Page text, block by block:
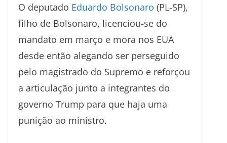
O deputado Eduardo Bolsonaro (PL-SP),
filho de Bolsonaro, licenciou-se do
mandato em março e mora nos EUA
desde então alegando ser perseguido
pelo magistrado do Supremo e reforçou
a articulação junto a integrantes do
governo Trump para que haja uma
punição ao ministro.